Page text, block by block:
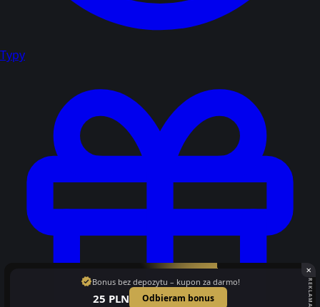
✕
verifiedBonus bez depozytu – kupon za darmo!
25 PLN Odbieram bonus REKLAMA
Typy